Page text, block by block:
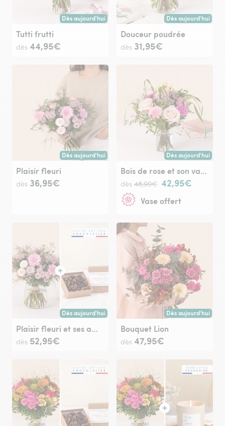
Dès aujourd'hui
Livraison dès aujourd'hui (pour toute commande passée
Tutti frutti
dès 44,95€
Dès aujourd'hui
Livraison dès
Douceur poudrée
dès 31,95€
Dès aujourd'hui
Livraison dès aujourd'hui (pour toute commande passée
Plaisir fleuri
dès 36,95€
Dès aujourd'hui
Livraison dès
Bois de rose et son vase offert
dès 48,90€ 42,95€
Vase offert
Dès aujourd'hui
Livraison dès aujourd'hui (pour toute commande passée
Plaisir fleuri et ses amandes au chocolat
dès 52,95€
Dès aujourd'hui
Livraison dès
Bouquet Lion
dès 47,95€